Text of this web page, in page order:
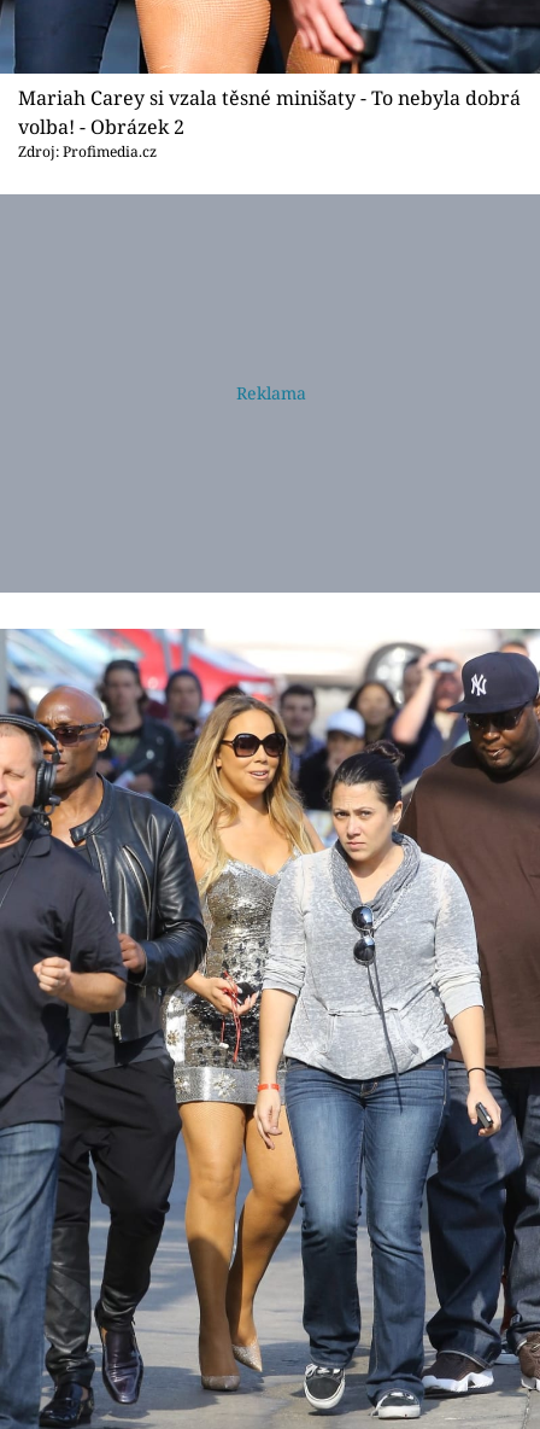
Mariah Carey si vzala těsné minišaty - To nebyla dobrá
volba! - Obrázek 2
Zdroj: Profimedia.cz